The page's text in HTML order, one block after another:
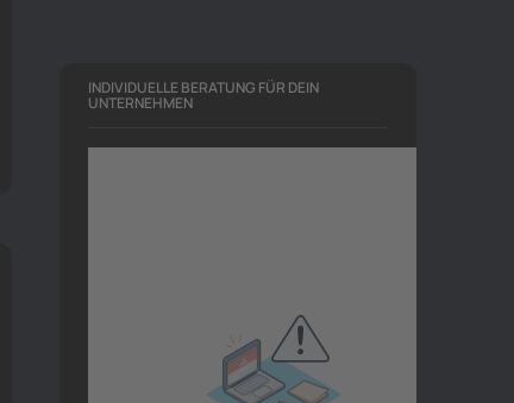
INDIVIDUELLE BERATUNG FÜR DEIN
UNTERNEHMEN